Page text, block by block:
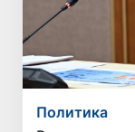
Политика